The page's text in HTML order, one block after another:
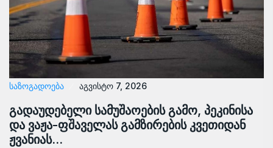
ᲡᲐᲖᲝᲒᲐᲓᲝᲔᲑᲐ აგვისტო 7, 2026
გადაუდებელი სამუშაოების გამო, პეკინისა
და ვაჟა-ფშაველას გამზირების კვეთიდან
ჟვანიას…